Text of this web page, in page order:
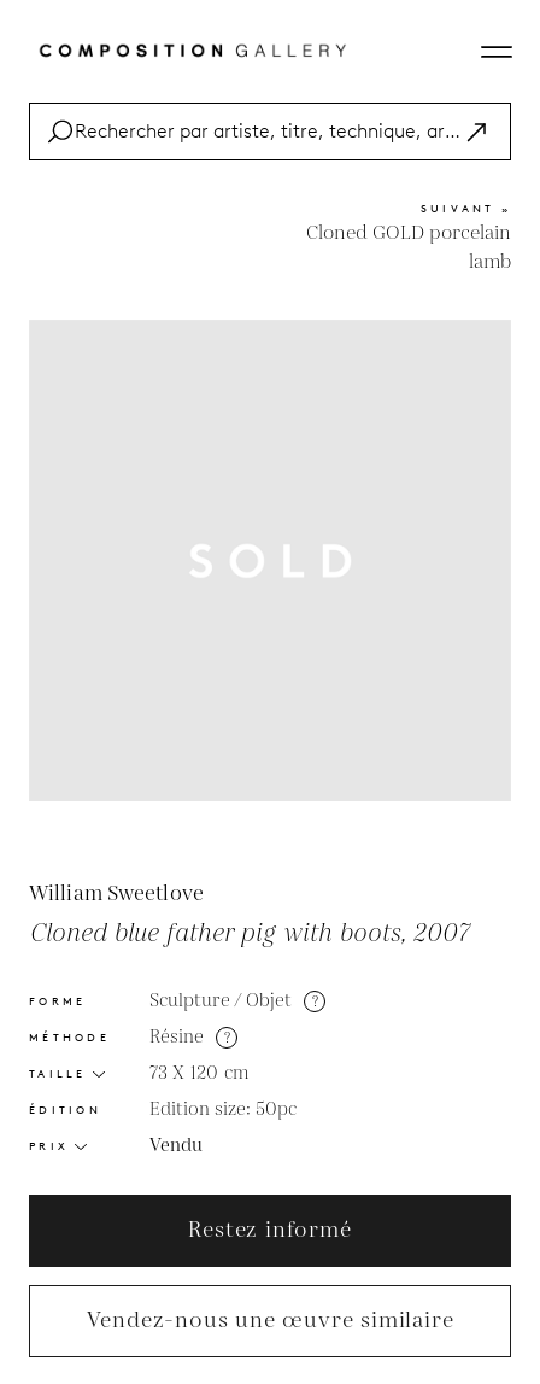
SUIVANT »
Cloned GOLD porcelain
lamb
William Sweetlove
Cloned blue father pig with boots, 2007
FORME Sculpture / Objet ?
MÉTHODE Résine ?
TAILLE 73 X 120 cm
ÉDITION Edition size: 50pc
PRIX Vendu
Restez informé
Vendez-nous une œuvre similaire